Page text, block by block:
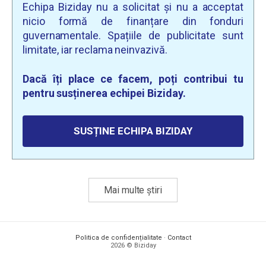
Echipa Biziday nu a solicitat și nu a acceptat
nicio formă de finanțare din fonduri
guvernamentale. Spațiile de publicitate sunt
limitate, iar reclama neinvazivă.
Dacă îți place ce facem, poți contribui tu
pentru susținerea echipei Biziday.
SUSȚINE ECHIPA BIZIDAY
Mai multe știri
Politica de confidențialitate · Contact
2026 © Biziday